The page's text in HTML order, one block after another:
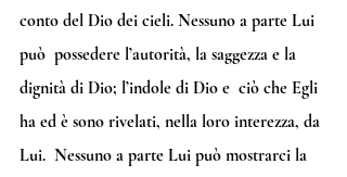
conto del Dio dei cieli. Nessuno a parte Lui
può  possedere l’autorità, la saggezza e la
dignità di Dio; l’indole di Dio e  ciò che Egli
ha ed è sono rivelati, nella loro interezza, da
Lui.  Nessuno a parte Lui può mostrarci la